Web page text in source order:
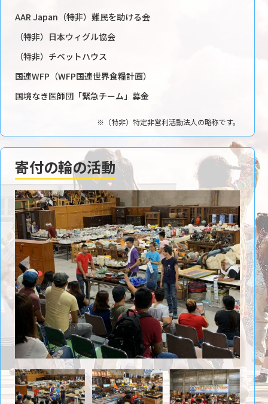
AAR Japan（特非）難民を助ける会
（特非）日本ウィグル協会
（特非）チベットハウス
国連WFP（WFP国連世界食糧計画）
国境なき医師団「緊急チーム」募金
※（特非）特定非営利活動法人の略称です。
寄付の輪の活動